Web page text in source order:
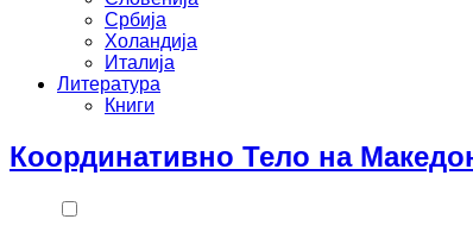
Србија
Холандија
Италија
Литература
Книги
Координативно Тело на